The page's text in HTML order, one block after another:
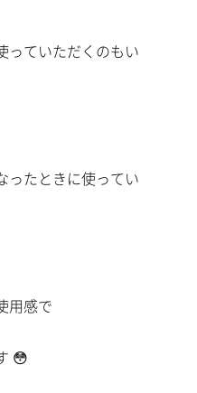
っていただくのもい
ったときに使ってい
用感で
😳